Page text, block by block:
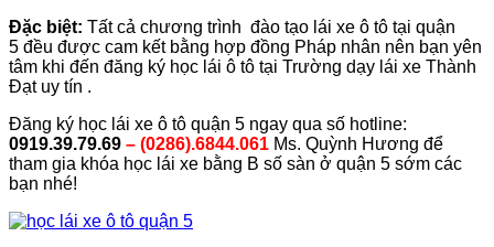
Đặc biệt: Tất cả chương trình đào tạo lái xe ô tô tại quận
5 đều được cam kết bằng hợp đồng Pháp nhân nên bạn yên
tâm khi đến đăng ký học lái ô tô tại Trường dạy lái xe Thành
Đạt uy tín .
Đăng ký học lái xe ô tô quận 5 ngay qua số hotline:
0919.39.79.69 – (0286).6844.061 Ms. Quỳnh Hương để
tham gia khóa học lái xe bằng B số sàn ở quận 5 sớm các
bạn nhé!